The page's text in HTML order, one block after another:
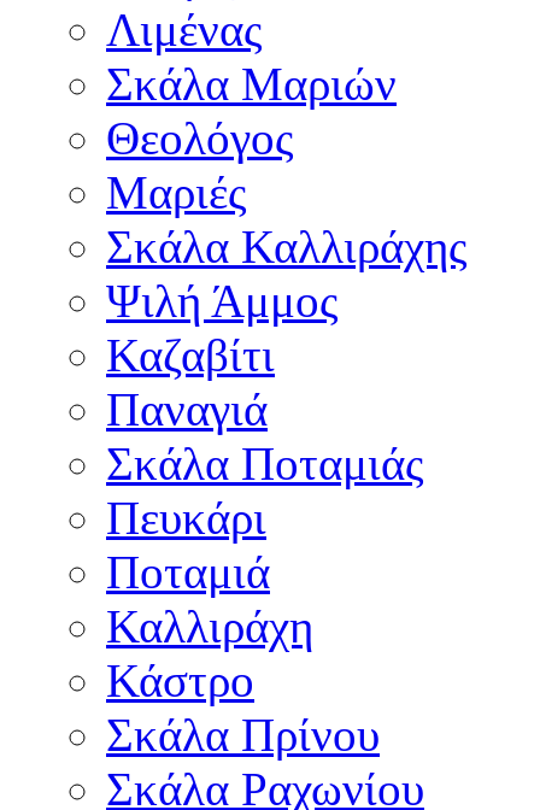
Λιμένας
Σκάλα Μαριών
Θεολόγος
Μαριές
Σκάλα Καλλιράχης
Ψιλή Άμμος
Καζαβίτι
Παναγιά
Σκάλα Ποταμιάς
Πευκάρι
Ποταμιά
Καλλιράχη
Κάστρο
Σκάλα Πρίνου
Σκάλα Ραχωνίου